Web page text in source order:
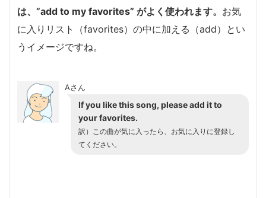
は、”add to my favorites” がよく使われます。 お気
に入りリスト（favorites）の中に加える（add）とい
うイメージですね。
Aさん
If you like this song, please add it to
your favorites.
訳）この曲が気に入ったら、お気に入りに登録し
てください。